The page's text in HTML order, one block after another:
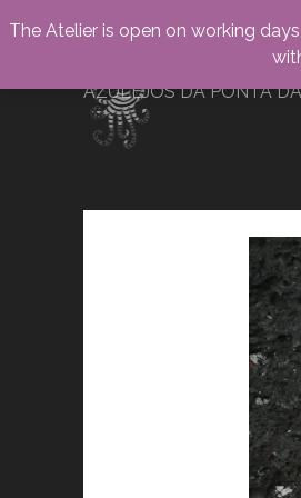
AZULEJOS DA PONTA
The Atelier is open on working